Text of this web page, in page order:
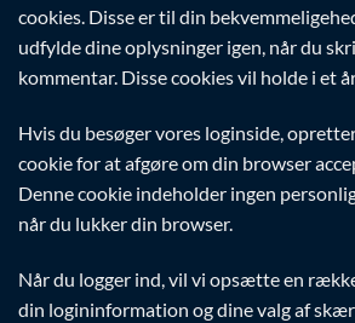
cookies. Disse er til din
udfylde dine oplysninger igen, når du
kommentar. Disse cookies vil holde i et
Hvis du besøger vores loginside,
cookie for at afgøre om din browser
Denne cookie indeholder ingen
når du lukker din browser.
Når du logger ind, vil vi opsætte en
din logininformation og dine valg af